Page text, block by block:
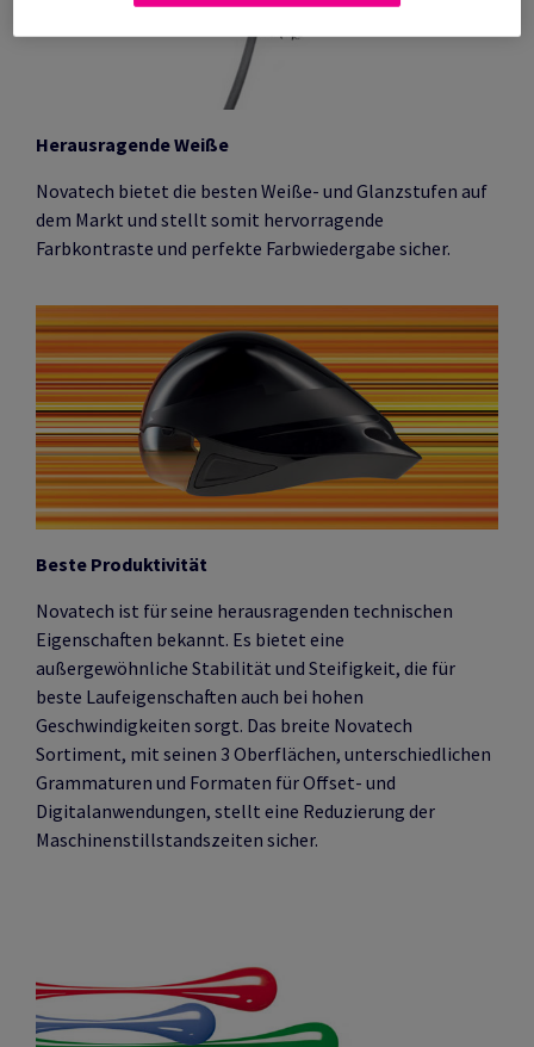
Herausragende Weiße
Novatech bietet die besten Weiße- und Glanzstufen auf
dem Markt und stellt somit hervorragende
Farbkontraste und perfekte Farbwiedergabe sicher.
Beste Produktivität
Novatech ist für seine herausragenden technischen
Eigenschaften bekannt. Es bietet eine
außergewöhnliche Stabilität und Steifigkeit, die für
beste Laufeigenschaften auch bei hohen
Geschwindigkeiten sorgt. Das breite Novatech
Sortiment, mit seinen 3 Oberflächen, unterschiedlichen
Grammaturen und Formaten für Offset- und
Digitalanwendungen, stellt eine Reduzierung der
Maschinenstillstandszeiten sicher.